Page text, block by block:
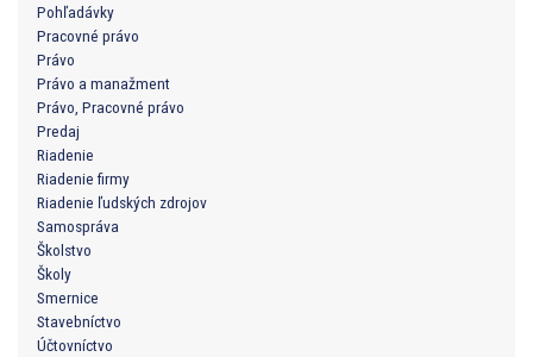
Pohľadávky
Pracovné právo
Právo
Právo a manažment
Právo, Pracovné právo
Predaj
Riadenie
Riadenie firmy
Riadenie ľudských zdrojov
Samospráva
Školstvo
Školy
Smernice
Stavebníctvo
Účtovníctvo